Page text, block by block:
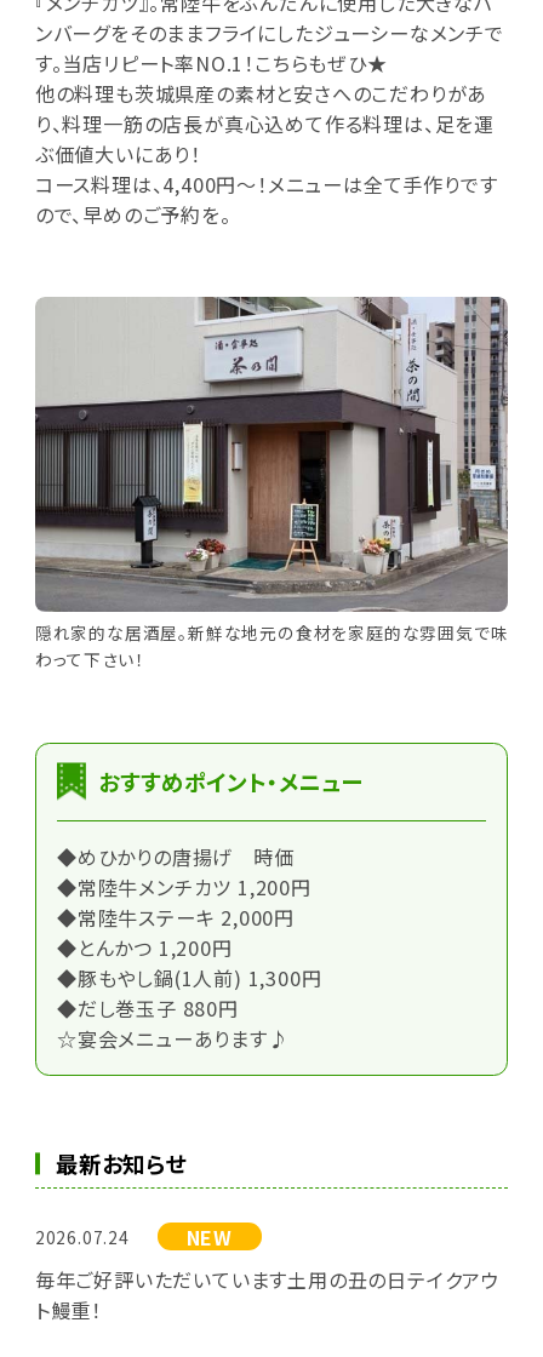
ンバーグをそのままフライにしたジューシーなメンチで
す。当店リピート率NO.1！こちらもぜひ★
他の料理も茨城県産の素材と安さへのこだわりがあ
り、料理一筋の店長が真心込めて作る料理は、足を運
ぶ価値大いにあり！
コース料理は、4,400円～！メニューは全て手作りです
ので、早めのご予約を。
隠れ家的な居酒屋。新鮮な地元の食材を家庭的な雰囲気で味
わって下さい！
おすすめポイント・メニュー
◆めひかりの唐揚げ 時価
◆常陸牛メンチカツ 1,200円
◆常陸牛ステーキ 2,000円
◆とんかつ 1,200円
◆豚もやし鍋(1人前) 1,300円
◆だし巻玉子 880円
☆宴会メニューあります♪
最新お知らせ
2026.07.24
NEW
毎年ご好評いただいています土用の丑の日テイクアウ
ト鰻重！